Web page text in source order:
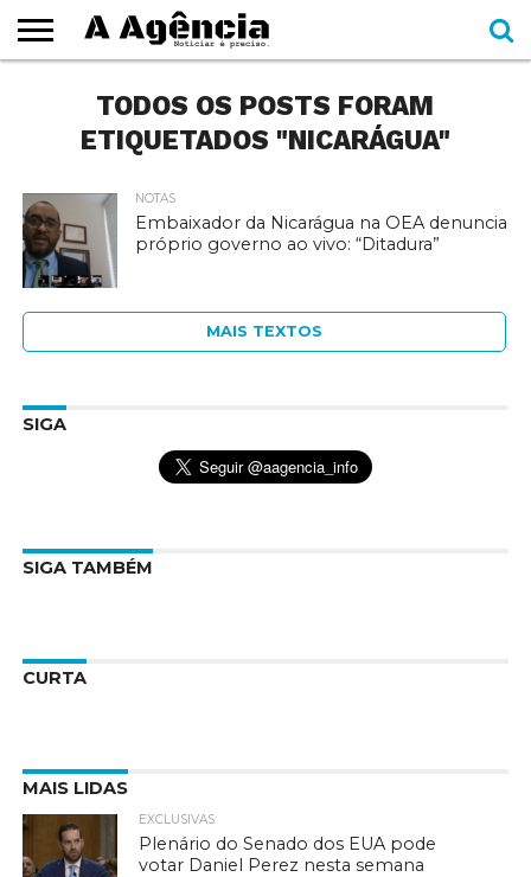
CADERNOS
SEÇÕES
ESPECIAIS
COMO
AJUDAR
CONTATOTODOS OS POSTS FORAM
ETIQUETADOS "NICARÁGUA"
NOTAS
Embaixador da Nicarágua na OEA denuncia
próprio governo ao vivo: “Ditadura”
MAIS TEXTOS
SIGA
SIGA TAMBÉM
CURTA
MAIS LIDAS
EXCLUSIVAS
Plenário do Senado dos EUA pode
votar Daniel Perez nesta semana